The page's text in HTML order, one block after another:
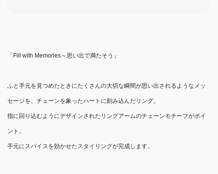
「Fill with Memories～思い出で満たそう」
ふと手元を見つめたときにたくさんの大切な瞬間が思い出されるようなメッ
セージを、チェーンを象ったハートに刻み込んだリング。
指に回り込むようにデザインされたリングアームのチェーンモチーフがポイ
ント。
手元にスパイスを効かせたスタイリングが完成します。